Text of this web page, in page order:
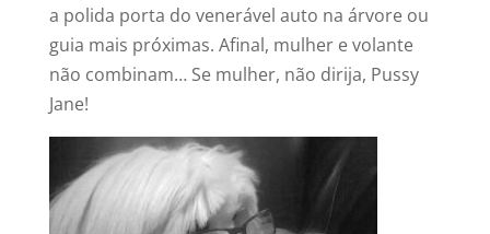
a polida porta do venerável auto na árvore ou
guia mais próximas. Afinal, mulher e volante
não combinam… Se mulher, não dirija, Pussy
Jane!